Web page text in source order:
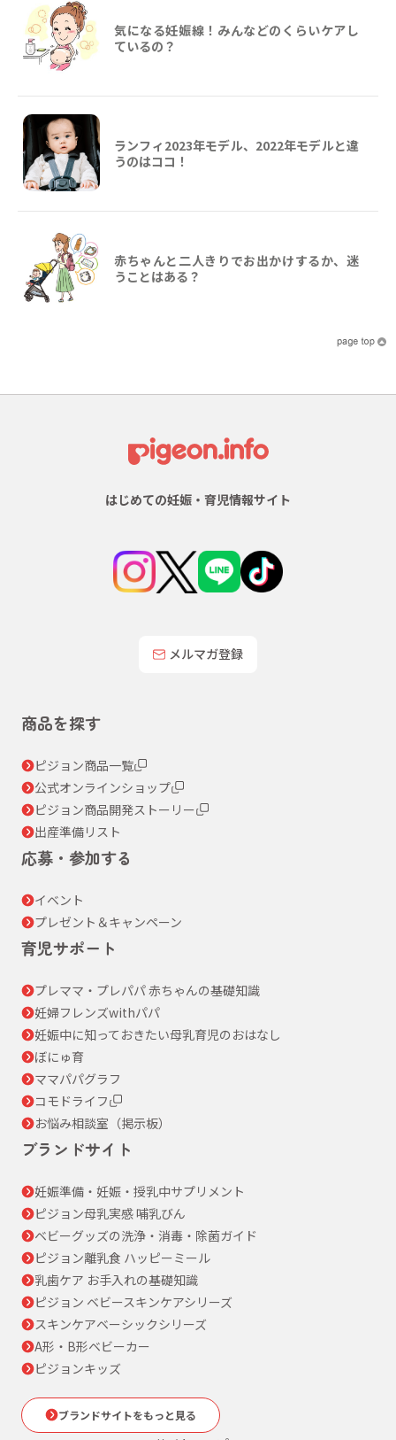
気になる妊娠線！みんなどのくらいケアし
ているの？
ランフィ2023年モデル、2022年モデルと違
うのはココ！
赤ちゃんと二人きりでお出かけするか、迷
うことはある？
はじめての妊娠・育児情報サイト
メルマガ登録
商品を探す
ピジョン商品一覧
公式オンラインショップ
ピジョン商品開発ストーリー
出産準備リスト
応募・参加する
イベント
プレゼント＆キャンペーン
育児サポート
プレママ・プレパパ 赤ちゃんの基礎知識
妊婦フレンズwithパパ
妊娠中に知っておきたい母乳育児のおはなし
ぼにゅ育
ママパパグラフ
コモドライフ
お悩み相談室（掲示板）
ブランドサイト
妊娠準備・妊娠・授乳中サプリメント
ピジョン母乳実感 哺乳びん
ベビーグッズの洗浄・消毒・除菌ガイド
ピジョン離乳食 ハッピーミール
乳歯ケア お手入れの基礎知識
ピジョン ベビースキンケアシリーズ
スキンケアベーシックシリーズ
A形・B形ベビーカー
ピジョンキッズ
ブランドサイトをもっと見る